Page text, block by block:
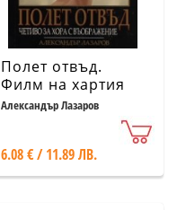
Полет отвъд.
Филм на хартия
Александър Лазаров
6.08 € / 11.89 ЛВ.